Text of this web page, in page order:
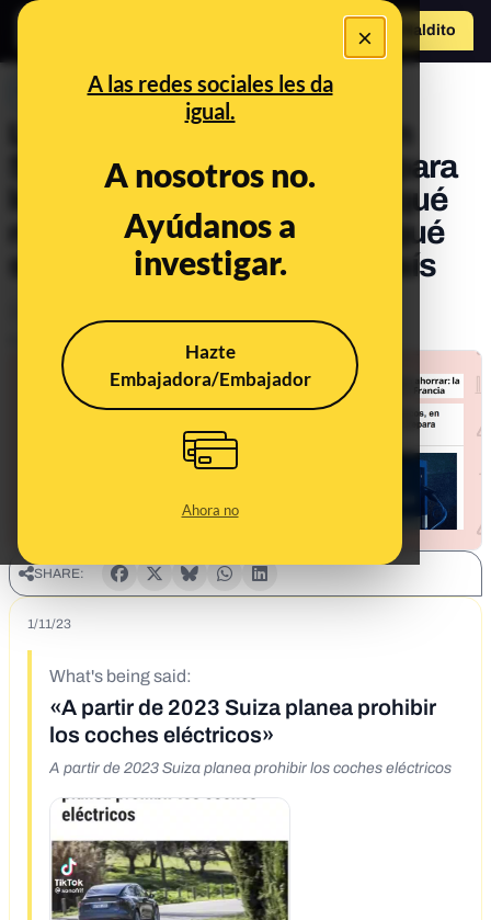
×
A las redes sociales les da
igual.
A nosotros no.
Ayúdanos a
investigar.
Hazte
Embajadora/Embajador
Ahora no
Hazte Maldito
PREBUNKING
Las medidas planteadas en
Suiza, Francia y Alemania para
los coches eléctricos: por qué
no hablan de prohibirlos y qué
se ha propuesto en cada país
Publicado el
SHARE:
1/11/23
What's being said:
«A partir de 2023 Suiza planea prohibir
los coches eléctricos»
A partir de 2023 Suiza planea prohibir los coches eléctricos